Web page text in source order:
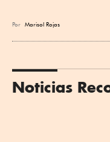
Por Marisol Rojas
Noticias